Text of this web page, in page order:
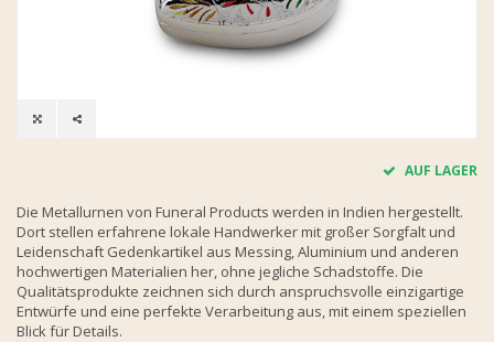
AUF LAGER
Die Metallurnen von Funeral Products werden in Indien hergestellt.
Dort stellen erfahrene lokale Handwerker mit großer Sorgfalt und
Leidenschaft Gedenkartikel aus Messing, Aluminium und anderen
hochwertigen Materialien her, ohne jegliche Schadstoffe. Die
Qualitätsprodukte zeichnen sich durch anspruchsvolle einzigartige
Entwürfe und eine perfekte Verarbeitung aus, mit einem speziellen
Blick für Details.